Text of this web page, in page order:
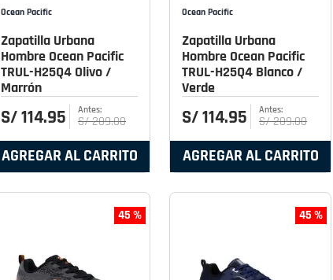
Ocean Pacific
Zapatilla Urbana
Hombre Ocean Pacific
TRUL-H25Q4 Olivo /
Marrón
S/114.95 S/209.00
AGREGAR AL CARRITO
Ocean Pacific
Zapatilla Urbana
Hombre Ocean Pacific
TRUL-H25Q4 Blanco /
Verde
S/114.95 S/209.00
AGREGAR AL CARRITO
45 % 45 %